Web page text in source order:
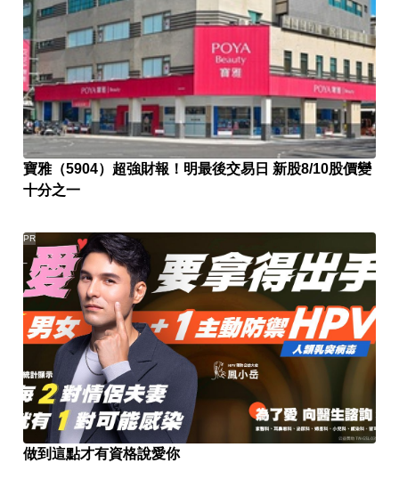
寶雅（5904）超強財報！明最後交易日 新股8/10股價變
十分之一
做到這點才有資格說愛你
PR